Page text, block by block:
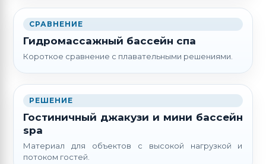
СРАВНЕНИЕ
Гидромассажный бассейн спа
Короткое сравнение с плавательными решениями.
РЕШЕНИЕ
Гостиничный джакузи и мини бассейн
spa
Материал для объектов с высокой нагрузкой и
потоком гостей.